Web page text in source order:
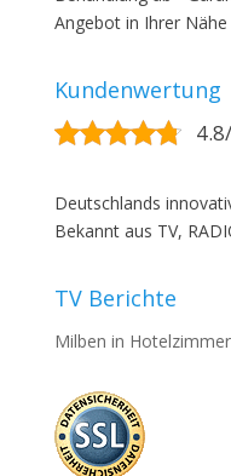
Angebot in Ihrer
Kundenwertung
Deutschlands
Bekannt aus TV,
TV Berichte
Milben in Hotelzimmer